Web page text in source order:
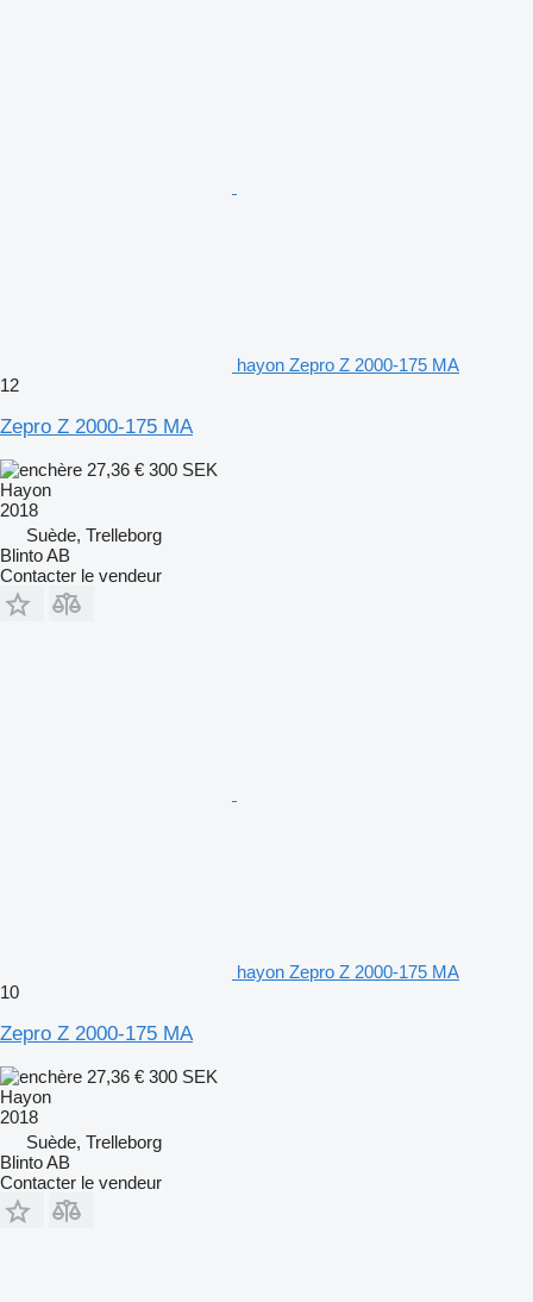
hayon Zepro Z 2000-175 MA
12
Zepro Z 2000-175 MA
27,36 € 300 SEK
Hayon
2018
Suède, Trelleborg
Blinto AB
Contacter le vendeur
hayon Zepro Z 2000-175 MA
10
Zepro Z 2000-175 MA
27,36 € 300 SEK
Hayon
2018
Suède, Trelleborg
Blinto AB
Contacter le vendeur